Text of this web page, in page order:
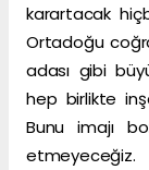
karartacak
Ortadoğu
adası gibi
hep birlikte
Bunu imajı